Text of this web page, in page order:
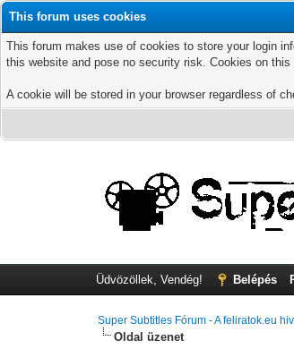
This forum uses cookies
This forum makes use of cookies to store your login
this website and pose no security risk. Cookies on
A cookie will be stored in your browser regardless of
Üdvözöllek, Vendég! Belépés
Super Subtitles Fórum - A feliratok.eu
Oldal üzenet